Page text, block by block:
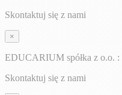
Skontaktuj się z nami
×
EDUCARIUM spółka z o.o. :
Skontaktuj się z nami